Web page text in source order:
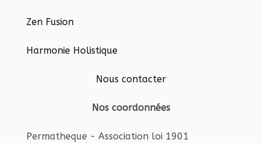
Zen Fusion
Harmonie Holistique
Nous contacter
Nos coordonnées
Permatheque - Association loi 1901